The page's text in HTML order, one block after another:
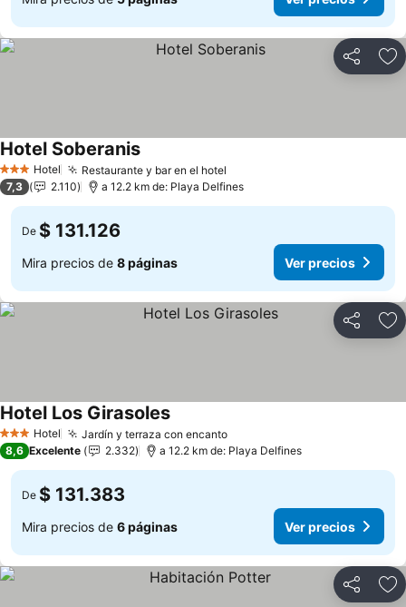
Compartir
3 Estrellas
Hotel Restaurante y bar en el hotel
Hotel SoberanisVer precios
7,3 2.110 a 12.2 km de: Playa Delfines
De $ 131.126
Mira precios de 8 páginas Ver precios
Compartir
3 Estrellas
Hotel Jardín y terraza con encantoVer precios
Hotel Los GirasolesVer precios
8,6 Excelente 2.332 a 12.2 km de: Playa Delfines
De $ 131.383
Mira precios de 6 páginas Ver precios
Compartir